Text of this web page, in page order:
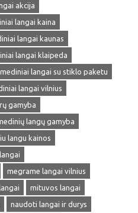
akcija
langai kaina
langai kaunas
langai klaipeda
mediniai langai su stiklo paketu
langai vilnius
gamyba
langų gamyba
langu kainos
megrame langai vilnius
mituvos langai
naudoti langai ir durys